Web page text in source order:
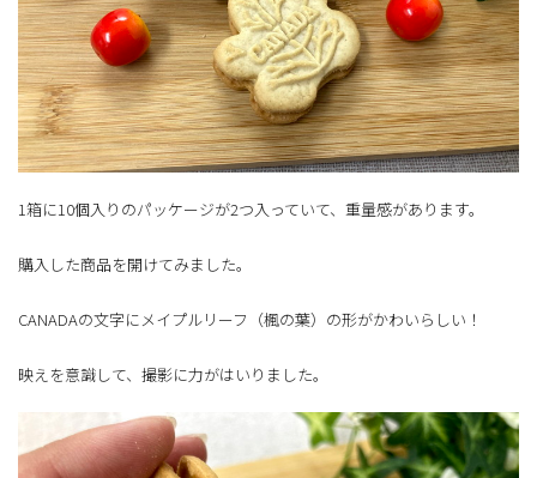
1箱に10個入りのパッケージが2つ入っていて、重量感があります。
購入した商品を開けてみました。
CANADAの文字にメイプルリーフ（楓の葉）の形がかわいらしい！
映えを意識して、撮影に力がはいりました。